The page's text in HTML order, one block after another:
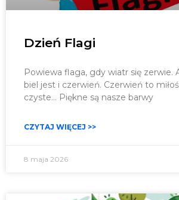
Dzień Flagi
Powiewa flaga, gdy wiatr się zerwie.
biel jest i czerwień. Czerwień to
czyste… Piękne są nasze barwy
CZYTAJ WIĘCEJ >>
8 maja 2026